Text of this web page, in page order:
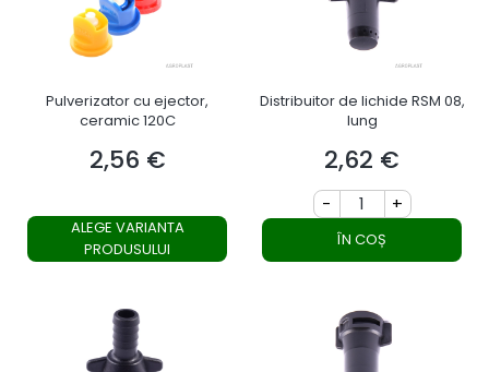
Pulverizator cu ejector,
ceramic 120C
Preț
2,56 €
ALEGE VARIANTA
PRODUSULUI
Distribuitor de lichide RSM 08,
lung
Preț
2,62 €
- +
ÎN COȘ